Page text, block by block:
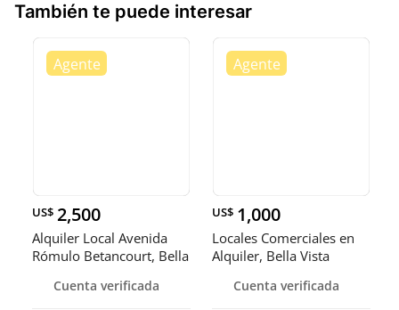
También te puede interesar
US$ 2,500
Alquiler Local Avenida
Rómulo Betancourt, Bella
Cuenta verificada
US$ 1,000
Locales Comerciales en
Alquiler, Bella Vista
Cuenta verificada